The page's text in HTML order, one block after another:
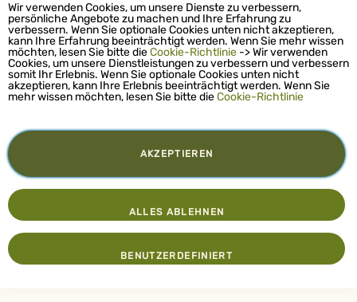
Wir verwenden Cookies, um unsere Dienste zu verbessern,
persönliche Angebote zu machen und Ihre Erfahrung zu
verbessern. Wenn Sie optionale Cookies unten nicht akzeptieren,
kann Ihre Erfahrung beeinträchtigt werden. Wenn Sie mehr wissen
möchten, lesen Sie bitte dieCookie-Richtlinie -> Wir verwenden
Cookies, um unsere Dienstleistungen zu verbessern und verbessern
somit Ihr Erlebnis. Wenn Sie optionale Cookies unten nicht
akzeptieren, kann Ihre Erlebnis beeinträchtigt werden. Wenn Sie
mehr wissen möchten, lesen Sie bitte dieCookie-Richtlinie
AKZEPTIEREN
BENUTZERDEFINIERT
ALLES ABLEHNEN